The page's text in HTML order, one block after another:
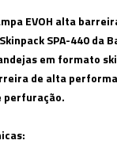
EVOH alta
SPA-440da
em formato
de alta
perfuração.